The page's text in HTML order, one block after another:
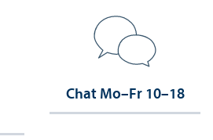
Chat Mo–Fr 10–18